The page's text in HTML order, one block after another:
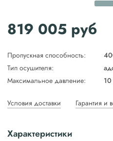
819 005 руб
Пропускная способность:
Тип осушителя:
Максимальное давление:
10
Условия доставки Гарантия и
Характеристики